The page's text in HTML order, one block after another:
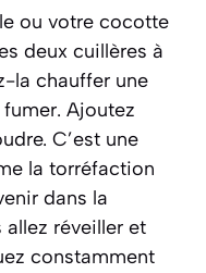
ou votre cocotte
deux cuillères à
la chauffer une
Ajoutez
C’est une
la torréfaction
dans la
allez réveiller et
constamment